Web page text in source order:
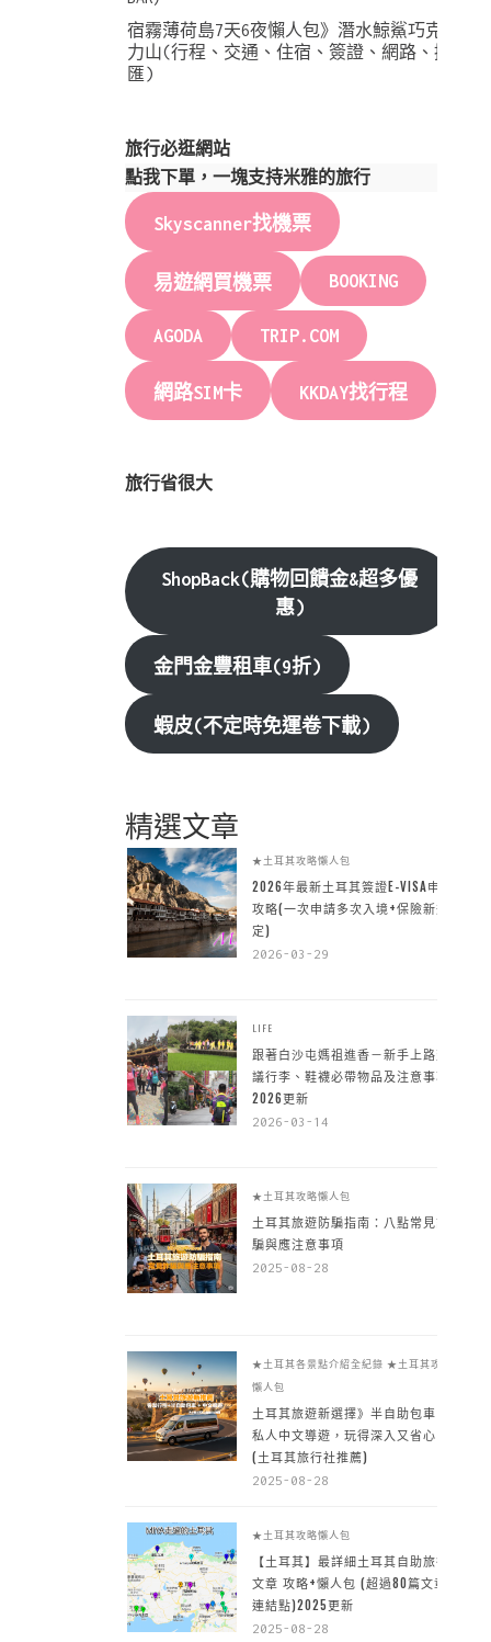
宿霧薄荷島7天6夜懶人包》潛水鯨鯊巧克
力山(行程、交通、住宿、簽證、網路、換
匯)
旅行必逛網站
點我下單，一塊支持米雅的旅行
Skyscanner找機票
易遊網買機票 BOOKING
AGODA TRIP.COM
網路SIM卡 KKDAY找行程
旅行省很大
ShopBack(購物回饋金&超多優
惠)
金門金豐租車(9折)
蝦皮(不定時免運卷下載)
精選文章
★土耳其攻略懶人包
2026年最新土耳其簽證E-VISA申請
攻略(一次申請多次入境+保險新規
定)
2026-03-29
LIFE
跟著白沙屯媽祖進香－新手上路建
議行李、鞋襪必帶物品及注意事項
2026更新
2026-03-14
★土耳其攻略懶人包
土耳其旅遊防騙指南：八點常見詐
騙與應注意事項
2025-08-28
★土耳其各景點介紹全紀錄 ★土耳其攻略
懶人包
土耳其旅遊新選擇》半自助包車 +
私人中文導遊，玩得深入又省心
(土耳其旅行社推薦)
2025-08-28
★土耳其攻略懶人包
【土耳其】最詳細土耳其自助旅行
文章 攻略+懶人包 (超過80篇文章~
連結點)2025更新
2025-08-28